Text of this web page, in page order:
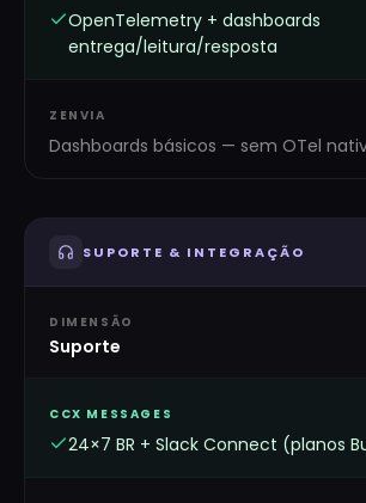
OpenTelemetry + dashboards
entrega/leitura/resposta
ZENVIA
Dashboards básicos — sem OTel
SUPORTE & INTEGRAÇÃO
DIMENSÃO
Suporte
CCX MESSAGES
24×7 BR + Slack Connect (planos